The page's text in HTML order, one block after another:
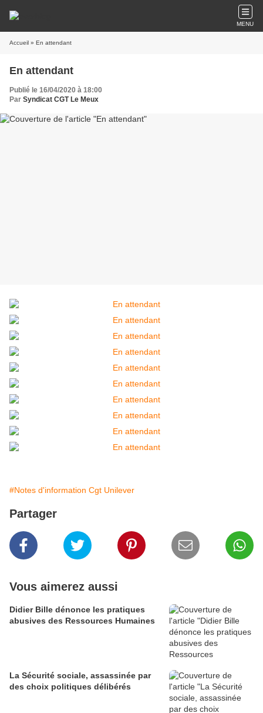
MENU
Accueil » En attendant
En attendant
Publié le 16/04/2020 à 18:00
Par Syndicat CGT Le Meux
#Notes d'information Cgt Unilever
Partager
Vous aimerez aussi
Didier Bille dénonce les pratiques
abusives des Ressources Humaines
La Sécurité sociale, assassinée par
des choix politiques délibérés